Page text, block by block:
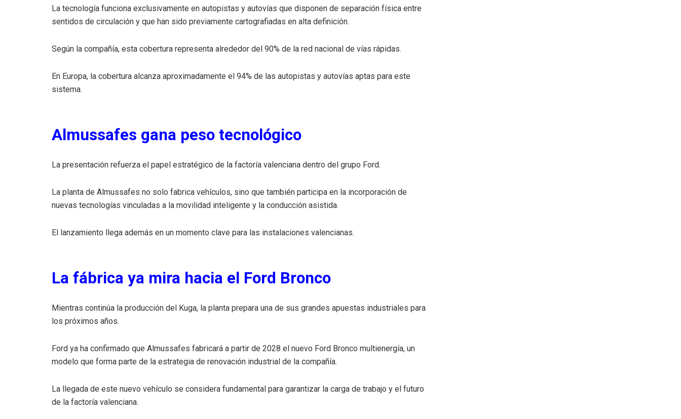
La tecnología funciona exclusivamente en autopistas y autovías que disponen de separación física entre
sentidos de circulación y que han sido previamente cartografiadas en alta definición.
Según la compañía, esta cobertura representa alrededor del 90% de la red nacional de vías rápidas.
En Europa, la cobertura alcanza aproximadamente el 94% de las autopistas y autovías aptas para este
sistema.
Almussafes gana peso tecnológico
La presentación refuerza el papel estratégico de la factoría valenciana dentro del grupo Ford.
La planta de Almussafes no solo fabrica vehículos, sino que también participa en la incorporación de
nuevas tecnologías vinculadas a la movilidad inteligente y la conducción asistida.
El lanzamiento llega además en un momento clave para las instalaciones valencianas.
La fábrica ya mira hacia el Ford Bronco
Mientras continúa la producción del Kuga, la planta prepara una de sus grandes apuestas industriales para
los próximos años.
Ford ya ha confirmado que Almussafes fabricará a partir de 2028 el nuevo Ford Bronco multienergía, un
modelo que forma parte de la estrategia de renovación industrial de la compañía.
La llegada de este nuevo vehículo se considera fundamental para garantizar la carga de trabajo y el futuro
de la factoría valenciana.